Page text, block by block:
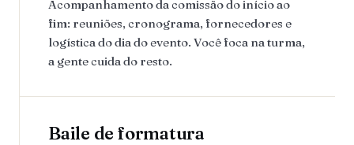
Acompanhamento da comissão do início ao
fim: reuniões, cronograma, fornecedores e
logística do dia do evento. Você foca na turma,
a gente cuida do resto.
Baile de formatura